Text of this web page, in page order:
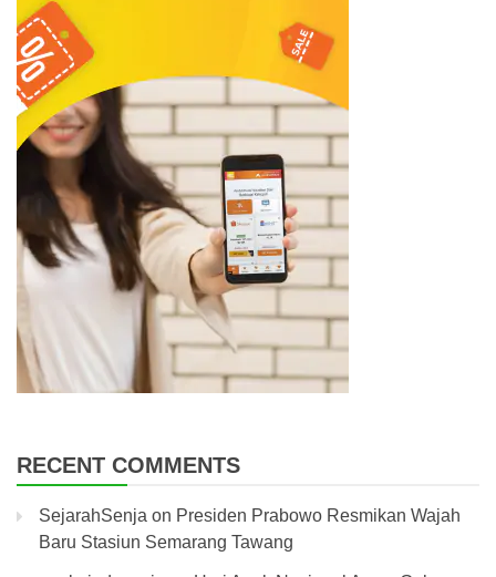
RECENT COMMENTS
SejarahSenja on Presiden Prabowo Resmikan Wajah
Baru Stasiun Semarang Tawang